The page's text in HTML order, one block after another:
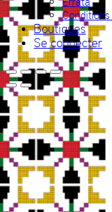
Boutiques
Se connecter